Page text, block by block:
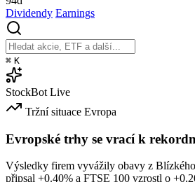
Dividendy Earnings
⌘ K
StockBot Live
Tržní situace Evropa
Evropské trhy se vrací k
Výsledky firem vyvážily obavy z
připsal +0.40% a FTSE 100 vzrostl o